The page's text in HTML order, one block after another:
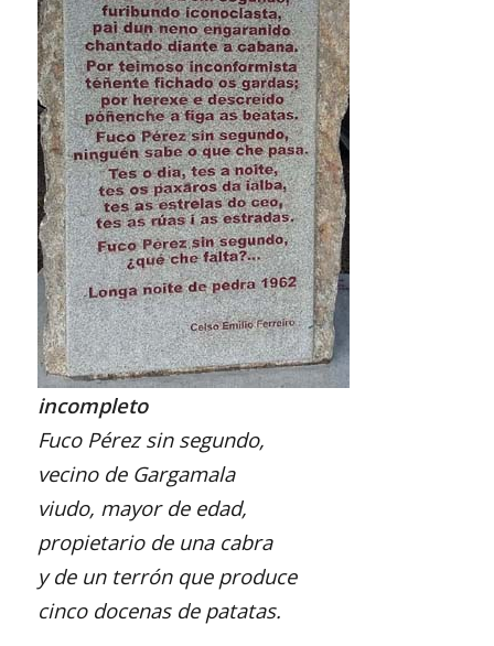
incompleto
Fuco Pérez sin segundo,
vecino de Gargamala
viudo, mayor de edad,
propietario de una cabra
y de un terrón que produce
cinco docenas de patatas.